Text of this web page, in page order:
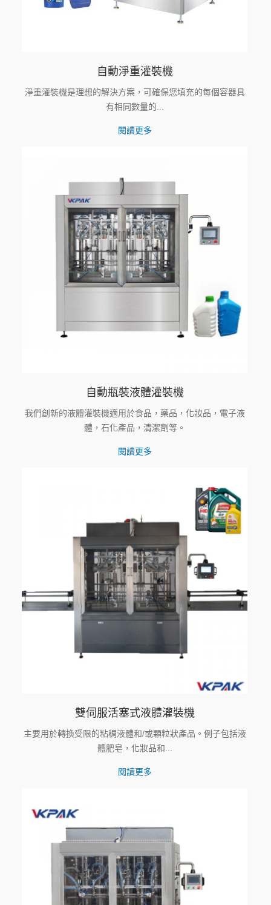
自動淨重灌裝機
淨重灌裝機是理想的解決方案，可確保您填充的每個容器具
有相同數量的...
閱讀更多
自動瓶裝液體灌裝機
我們創新的液體灌裝機適用於食品，藥品，化妝品，電子液
體，石化產品，清潔劑等。
閱讀更多
雙伺服活塞式液體灌裝機
主要用於轉換受限的粘稠液體和/或顆粒狀產品。例子包括液
體肥皂，化妝品和...
閱讀更多